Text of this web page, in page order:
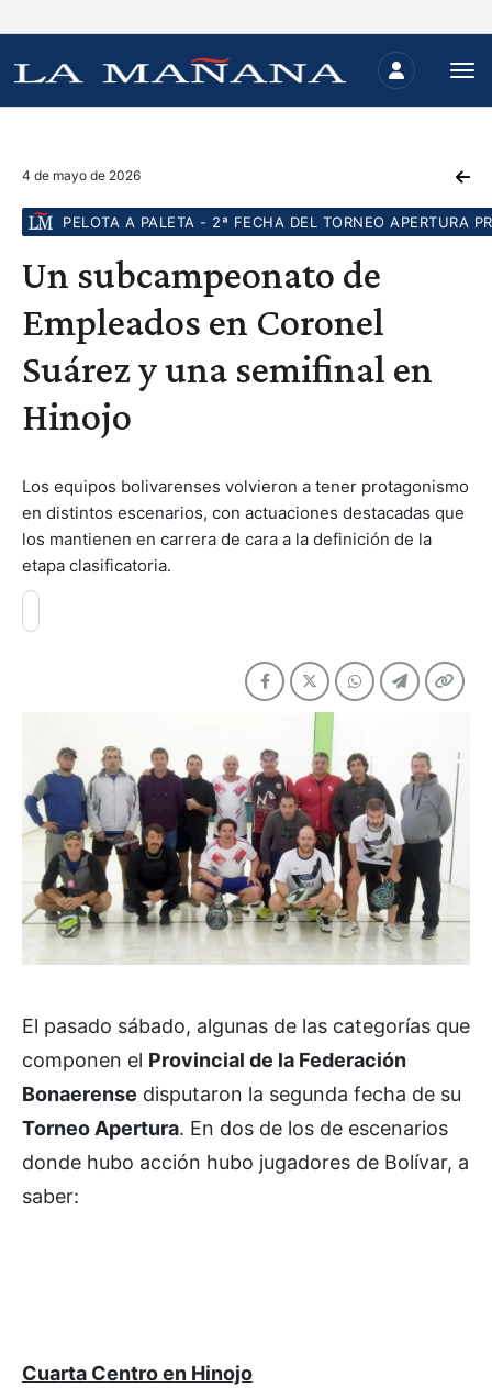
4 de mayo de 2026
PELOTA A PALETA - 2ª FECHA DEL TORNEO APERTURA
Un subcampeonato de
Empleados en Coronel
Suárez y una semifinal en
Hinojo
Los equipos bolivarenses volvieron a tener protagonismo
en distintos escenarios, con actuaciones destacadas que
los mantienen en carrera de cara a la definición de la
etapa clasificatoria.
El pasado sábado, algunas de las categorías que
componen el Provincial de la Federación
Bonaerense disputaron la segunda fecha de su
Torneo Apertura. En dos de los de escenarios
donde hubo acción hubo jugadores de Bolívar, a
saber:
Cuarta Centro en Hinojo